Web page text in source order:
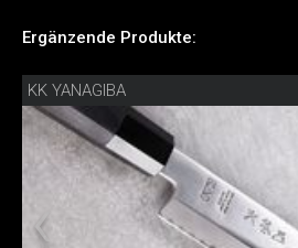
Ergänzende Produkte:
KK YANAGIBA